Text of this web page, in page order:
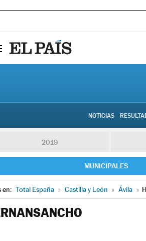
NOTICIAS
2019
MUNICIPALES
en: Total España » Castilla y León » Ávila »